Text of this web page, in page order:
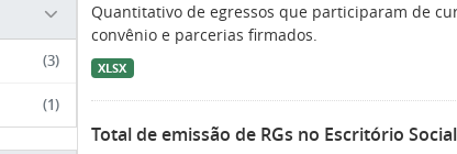
(3)
(1)
Quantitativo de egressos que participaram de
convênio e parcerias firmados.
XLSX
Total de emissão de RGs no Escritório Social